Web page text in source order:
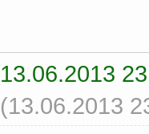
13.06.2013
(13.06.2013